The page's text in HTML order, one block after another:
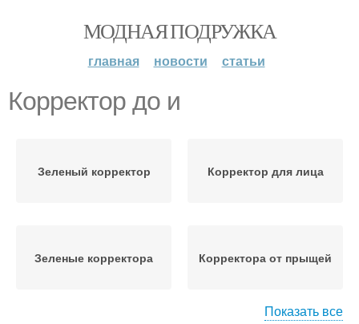
МОДНАЯ ПОДРУЖКА
главная новости статьи
Корректор до и
Зеленый корректор Корректор для лица
Зеленые корректора Корректора от прыщей
Показать все